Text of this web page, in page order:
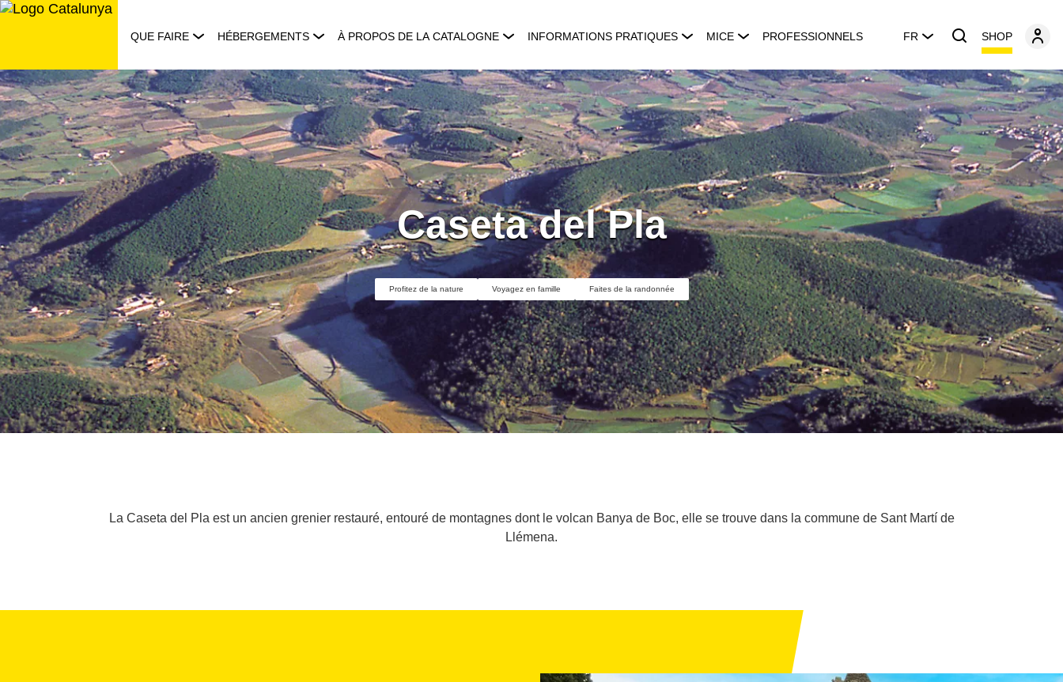
Aller
QUE FAIRE HÉBERGEMENTS À PROPOS DE LA CATALOGNE INFORMATIONS PRATIQUES MICE PROFESSIONNELS FR SHOP
Caseta del Pla
Profitez de la nature Voyagez en famille Faites de la randonnée
La Caseta del Pla est un ancien grenier restauré, entouré de montagnes dont le volcan Banya de Boc, elle se trouve dans la commune de Sant Martí de
Llémena.